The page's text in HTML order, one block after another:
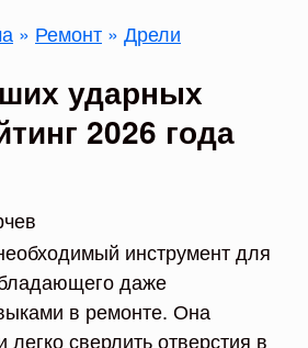
» Ремонт » Дрели
ударных
2026 года
инструмент для
даже
в ремонте. Она
легко сверлить отверстия в